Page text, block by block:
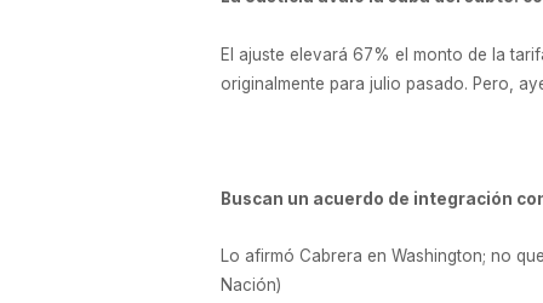
El ajuste elevará 67% el monto de la
originalmente para julio pasado. Pero,
Buscan un acuerdo de integración con
Lo afirmó Cabrera en Washington; no
Nación)